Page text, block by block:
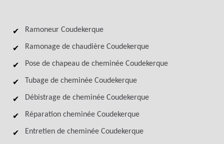
Ramoneur Coudekerque
Ramonage de chaudière Coudekerque
Pose de chapeau de cheminée Coudekerque
Tubage de cheminée Coudekerque
Débistrage de cheminée Coudekerque
Réparation cheminée Coudekerque
Entretien de cheminée Coudekerque